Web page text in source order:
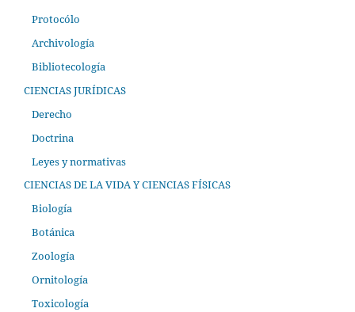
Protocólo
Archivología
Bibliotecología
CIENCIAS JURÍDICAS
Derecho
Doctrina
Leyes y normativas
CIENCIAS DE LA VIDA Y CIENCIAS FÍSICAS
Biología
Botánica
Zoología
Ornitología
Toxicología